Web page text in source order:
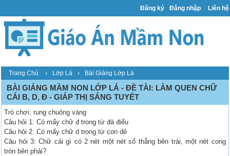
Đăng ký Đăng nhập Liên hệ
Trang Chủ › Lớp Lá › Bài Giảng Lớp Lá
BÀI GIẢNG MẦM NON LỚP LÁ - ĐỀ TÀI: LÀM QUEN CHỮ
CÁI B, D, Đ - GIÁP THỊ SÁNG TUYẾT
Trò chơi: rung chuông vàng
Câu hỏi 1: Có mấy chữ đ trong từ đà điểu
Câu hỏi 2: Có mấy chữ d trong từ con dê
Câu hỏi 3: Chữ cái gì có 2 nét một nét sổ thẳng bên trái, một nét cong
tròn bên phải?